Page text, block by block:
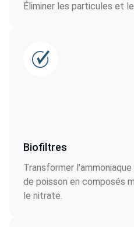
Éliminer les particules et
Biofiltres
Transformer
de poisson en composés
le nitrate.